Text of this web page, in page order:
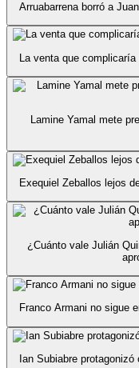
Arruabarrena borró a
La venta que
Lamine Yamal mete
Exequiel Zeballos lejos
¿Cuánto vale Julián
Franco Armani no sigue
Ian Subiabre